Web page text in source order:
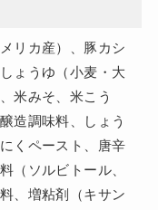
リカ産）、豚カシ
ょうゆ（小麦・大
米みそ、米こう
造調味料、しょう
くペースト、唐辛
（ソルビトール、
、増粘剤（キサン